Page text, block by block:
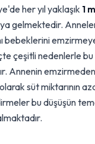
her yıl yaklaşık 1
gelmektedir.
bebeklerini
çeşitli nedenlerle
Annenin
süt miktarının
bu düşüşün